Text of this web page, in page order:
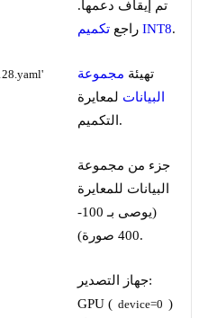
تم إيقاف دعمها.
راجع تكميم INT8.
تهيئة مجموعة
البيانات لمعايرة
التكميم.
جزء من مجموعة
البيانات للمعايرة
(يوصى بـ 100-
400 صورة).
جهاز التصدير:
GPU ( device=0 )